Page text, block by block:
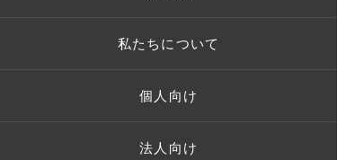
私たちについて
個人向け
法人向け